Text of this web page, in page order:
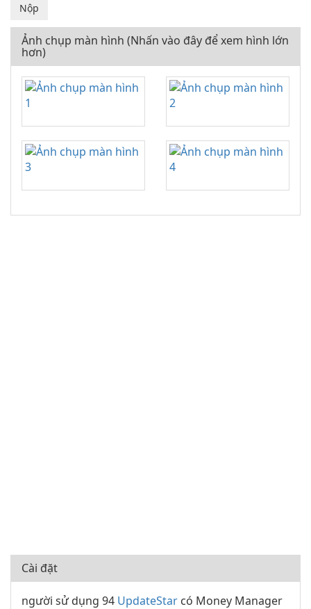
Ảnh chụp màn hình (Nhấn vào đây để xem hình lớn
hơn)
Cài đặt
người sử dụng 94 UpdateStar có Money Manager